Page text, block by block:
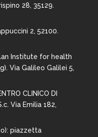
28, 35129.
2, 52100.
Institute for health
Via Galileo Galilei 5,
CLINICO DI
Via Emilia 182,
piazzetta